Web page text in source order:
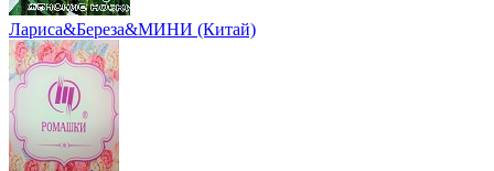
Лариса&Береза&МИНИ (Китай)